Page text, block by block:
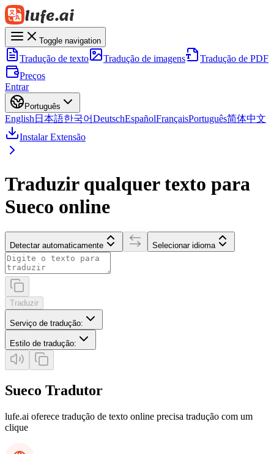
Toggle navigation
Tradução de texto Tradução de imagens
Tradução de PDF
Preços
Entrar
Português
English 日本語한국어DeutschEspañolFrançaisPortuguês简体中文
Instalar Extensão
Traduzir qualquer texto para
Sueco online
Detectar automaticamente Selecionar idioma
Traduzir
Serviço de tradução:
Estilo de tradução:
Sueco Tradutor
lufe.ai oferece tradução de texto online precisa tradução com um
clique